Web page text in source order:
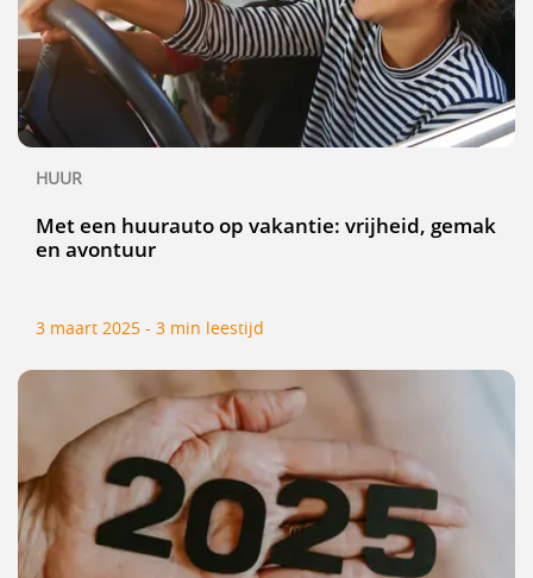
HUUR
Met een huurauto op vakantie: vrijheid, gemak
en avontuur
3 maart 2025 - 3 min leestijd